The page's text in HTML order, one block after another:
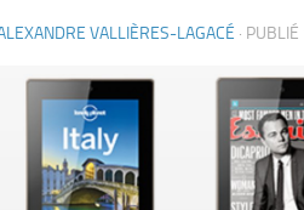
VALLIÈRES-LAGACÉ · PUBLIÉ